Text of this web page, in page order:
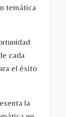
temática
cada
el éxito
la